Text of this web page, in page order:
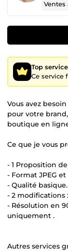
Top service
Ce service
Vous avez
pour votre
boutique en
Ce que je vous
- 1 Proposition
- Format JPEG
- Qualité basique.
- 2 modifications
- Résolution en
uniquement .
Autres services